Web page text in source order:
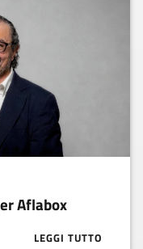
Aflabox
LEGGI TUTTOABOUT SEED